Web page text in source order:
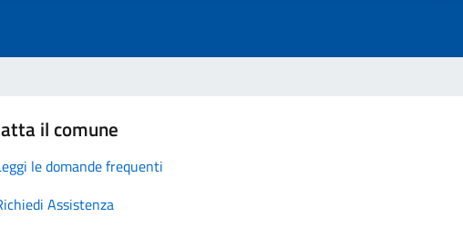
il comune
le domande frequenti
Assistenza